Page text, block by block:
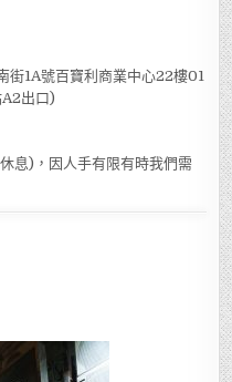
街1A號百寶利商業中心22樓01
出口)
息)，因人手有限有時我們需